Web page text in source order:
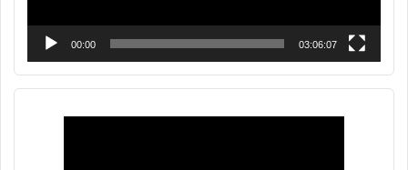
00:00 03:06:07